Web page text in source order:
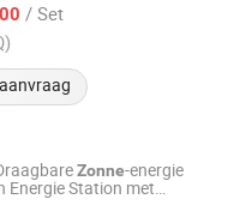
/ Set
Zonne-energie
Energie Station met
Co., Ltd.